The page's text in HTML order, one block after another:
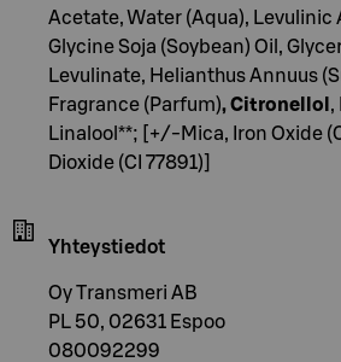
Acetate, Water (Aqua), Levulinic
Glycine Soja (Soybean) Oil,
Levulinate, Helianthus Annuus
Fragrance (Parfum), Citronellol ,
Linalool**; [+/-Mica, Iron Oxide
Dioxide (CI 77891)]
Yhteystiedot
Oy Transmeri AB
PL 50, 02631 Espoo
080092299